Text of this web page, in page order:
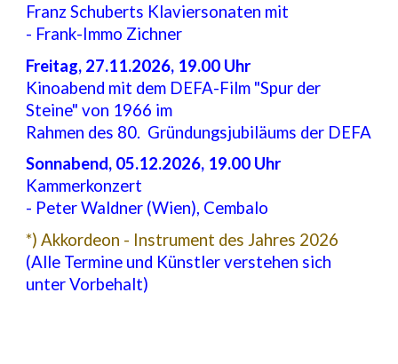
Franz Schuberts Klaviersonaten mit
- Frank-Immo Zichner
Freitag, 27.11.2026, 19.00 Uhr
Kinoabend mit dem DEFA-Film "Spur der
Steine" von 1966 im
Rahmen des 80. Gründungsjubiläums der DEFA
Sonnabend, 05.12.2026, 19.00 Uhr
Kammerkonzert
- Peter Waldner (Wien), Cembalo
*) Akkordeon - Instrument des Jahres 2026
(Alle Termine und Künstler verstehen sich
unter Vorbehalt)